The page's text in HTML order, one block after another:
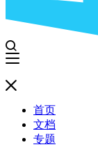
首页
文档
专题